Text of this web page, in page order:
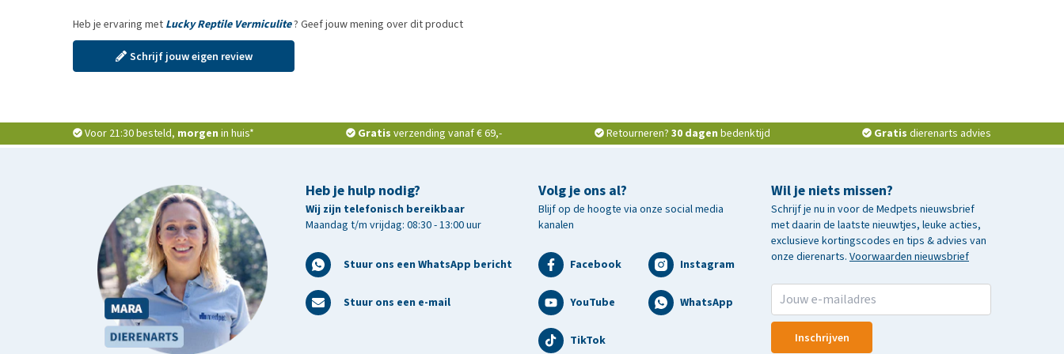
Heb je ervaring met Lucky Reptile Vermiculite? Geef jouw mening over dit product
Schrijf jouw eigen review
Voor 21:30 besteld, morgen in huis* Gratis verzending vanaf € 69,- Retourneren? 30 dagen bedenktijd Gratis dierenarts advies
Heb je hulp nodig?
Wij zijn telefonisch bereikbaar
Maandag t/m vrijdag: 08:30 - 13:00 uur
Stuur ons een WhatsApp bericht
Stuur ons een e-mail
Wil je niets missen?
Schrijf je nu in voor de Medpets nieuwsbrief
met daarin de laatste nieuwtjes, leuke acties,
exclusieve kortingscodes en tips & advies van
onze dierenarts. Voorwaarden nieuwsbrief
Inschrijven
Volg je ons al?
Blijf op de hoogte via onze social media
kanalen
Facebook Instagram
YouTube WhatsApp
TikTok